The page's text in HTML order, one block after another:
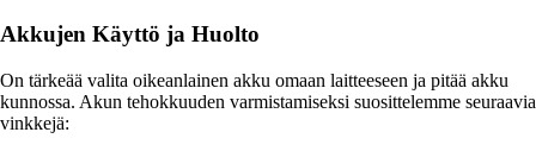
Akkujen Käyttö ja Huolto
On tärkeää valita oikeanlainen akku omaan laitteeseen ja pitää akku
kunnossa. Akun tehokkuuden varmistamiseksi suosittelemme seuraavia
vinkkejä: